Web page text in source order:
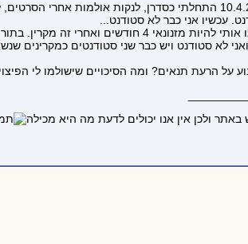
התחלתי לעבוד בקולנוע ב 10.4.2009 התחלתי כסדרן,
עכשיו אני כבר לא סטודנט...
על הרעת תנאים? ומה הסיכויים שישולמו לי